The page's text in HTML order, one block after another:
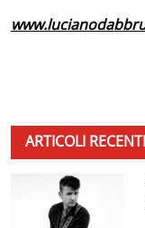
ARTICOLI RECENTI